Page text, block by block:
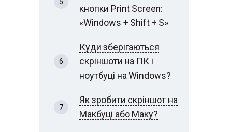
кнопки Print Screen:
«Windows + Shift + S»
Куди зберігаються
скріншоти на ПК і
ноутбуці на Windows?
Як зробити скріншот на
Макбуці або Маку?